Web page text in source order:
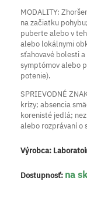
MODALITY:
na začiatku
puberte alebo v
alebo lokálnymi
sťahovavé bolesti
symptómov alebo
potenie).
SPRIEVODNÉ
krízy; absencia
korenisté jedlá;
alebo rozprávaní o
Výrobca:
Dostupnosť: na